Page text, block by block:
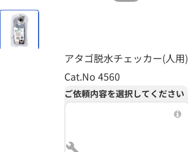
アタゴ脱水チェッカー(人用)
Cat.No 4560
ご依頼内容を選択してください